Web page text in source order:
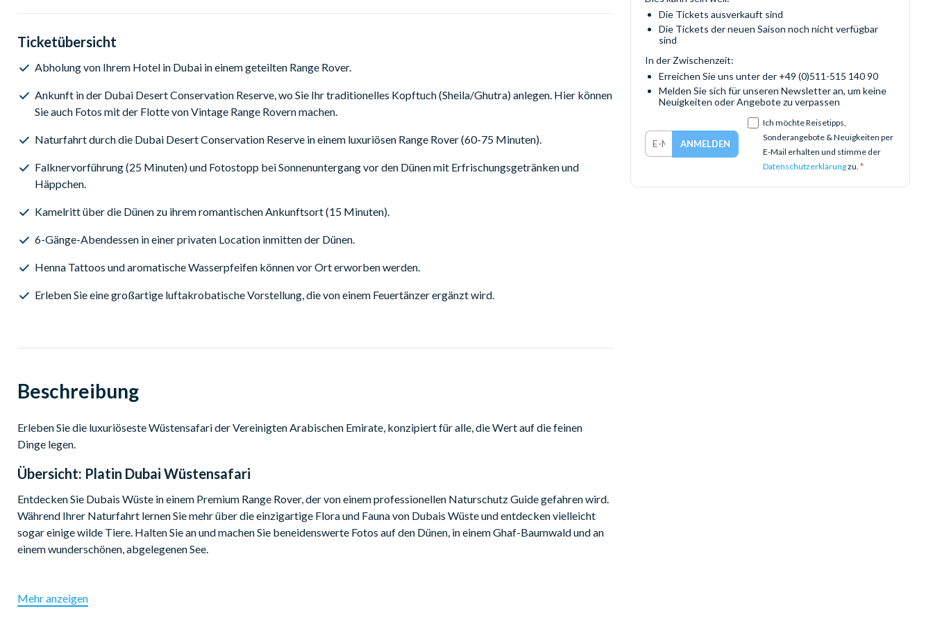
Ticketübersicht
Abholung von Ihrem Hotel in Dubai in einem geteilten Range Rover.
Ankunft in der Dubai Desert Conservation Reserve, wo Sie Ihr traditionelles Kopftuch (Sheila/Ghutra) anlegen. Hier können
Sie auch Fotos mit der Flotte von Vintage Range Rovern machen.
Naturfahrt durch die Dubai Desert Conservation Reserve in einem luxuriösen Range Rover (60-75 Minuten).
Falknervorführung (25 Minuten) und Fotostopp bei Sonnenuntergang vor den Dünen mit Erfrischungsgetränken und
Häppchen.
Kamelritt über die Dünen zu ihrem romantischen Ankunftsort (15 Minuten).
6-Gänge-Abendessen in einer privaten Location inmitten der Dünen.
Henna Tattoos und aromatische Wasserpfeifen können vor Ort erworben werden.
Erleben Sie eine großartige luftakrobatische Vorstellung, die von einem Feuertänzer ergänzt wird.
Die Tickets ausverkauft sind
Die Tickets der neuen Saison noch nicht verfügbar
sind
In der Zwischenzeit:
Erreichen Sie uns unter der +49 (0)511-515 140 90
Melden Sie sich für unseren Newsletter an, um keine
Neuigkeiten oder Angebote zu verpassen
Ich möchte Reisetipps,
Sonderangebote & Neuigkeiten per
E-Mail erhalten und stimme der
Datenschutzerklärungzu.
Beschreibung
Erleben Sie die luxuriöseste Wüstensafari der Vereinigten Arabischen Emirate, konzipiert für alle, die Wert auf die feinen
Dinge legen.
Übersicht: Platin Dubai Wüstensafari
Entdecken Sie Dubais Wüste in einem Premium Range Rover, der von einem professionellen Naturschutz Guide gefahren wird.
Während Ihrer Naturfahrt lernen Sie mehr über die einzigartige Flora und Fauna von Dubais Wüste und entdecken vielleicht
sogar einige wilde Tiere. Halten Sie an und machen Sie beneidenswerte Fotos auf den Dünen, in einem Ghaf-Baumwald und an
einem wunderschönen, abgelegenen See.
Während die Sonne über den Dünen untergeht, schauen Sie bei einer spektakulären Falknervorführung eines erfahrenen
Falkners zu und genießen Häppchen und Saft. Zum Abendessen entspannen Sie sich in einer ruhigen Wüstenoase und begeben
Mehr anzeigen